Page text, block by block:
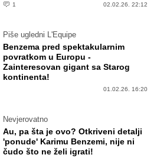
1 02.02.26. 22:12
Piše ugledni L'Equipe
Benzema pred spektakularnim
povratkom u Europu -
Zainteresovan gigant sa Starog
kontinenta!
01.02.26. 16:20
Nevjerovatno
Au, pa šta je ovo? Otkriveni detalji
'ponude' Karimu Benzemi, nije ni
čudo što ne želi igrati!